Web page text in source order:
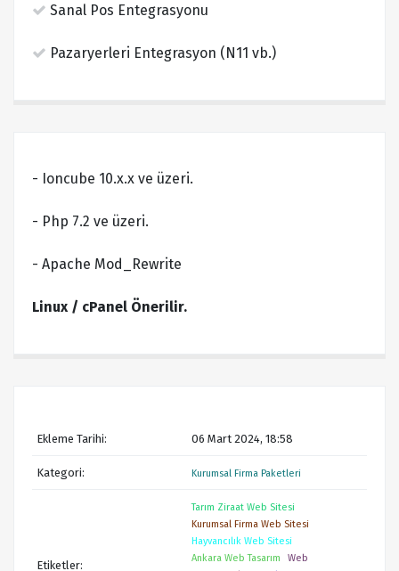
Sanal Pos Entegrasyonu
Pazaryerleri Entegrasyon (N11 vb.)
- Ioncube 10.x.x ve üzeri.
- Php 7.2 ve üzeri.
- Apache Mod_Rewrite
Linux / cPanel Önerilir.
Ekleme Tarihi: 06 Mart 2024, 18:58
Kategori: Kurumsal Firma Paketleri
Etiketler:
Tarım Ziraat Web Sitesi
Kurumsal Firma Web Sitesi
Hayvancılık Web Sitesi
Ankara Web Tasarım
Web